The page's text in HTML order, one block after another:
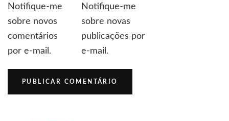
Notifique-me
sobre novos
comentários
por e-mail.
Notifique-me
sobre novas
publicações por
e-mail.